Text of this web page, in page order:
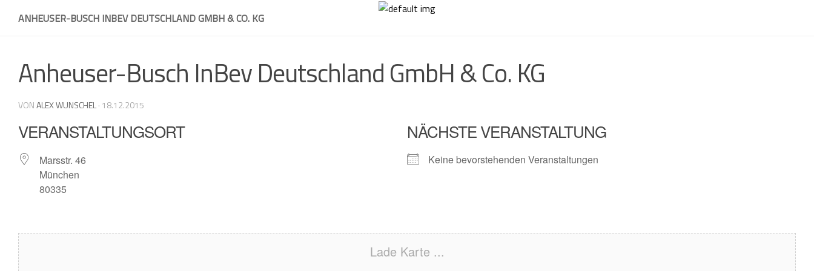
ANHEUSER-BUSCH INBEV DEUTSCHLAND GMBH & CO. KG
Anheuser-Busch InBev Deutschland GmbH & Co. KG
VONALEX WUNSCHEL· 18.12.2015
VERANSTALTUNGSORT
Marsstr. 46
München
80335
NÄCHSTE VERANSTALTUNG
Keine bevorstehenden Veranstaltungen
Lade Karte ...